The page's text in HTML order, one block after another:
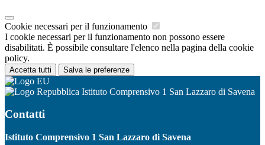
Cookie necessari per il funzionamento
I cookie necessari per il funzionamento non possono essere
disabilitati. È possibile consultare l'elenco nella pagina della cookie
policy.
Accetta tutti Salva le preferenze
Istituto Comprensivo 1 San Lazzaro di Savena
Contatti
Istituto Comprensivo 1 San Lazzaro di Savena